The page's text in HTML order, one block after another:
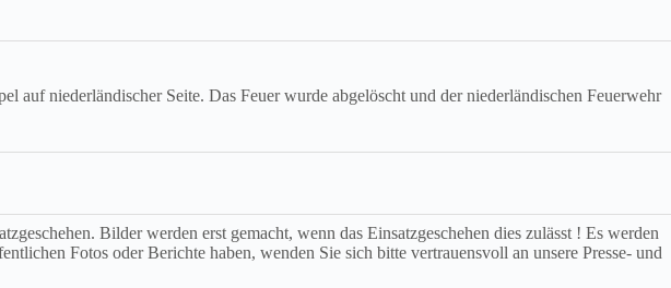
niederländischer Seite. Das Feuer wurde abgelöscht und der niederländischen Feuerwehr
Bilder werden erst gemacht, wenn das Einsatzgeschehen dies zulässt ! Es werden
Fotos oder Berichte haben, wenden Sie sich bitte vertrauensvoll an unsere Presse- und